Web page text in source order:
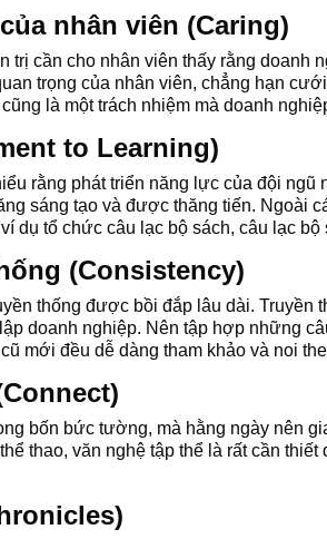
nhân viên (Caring)
trị cần cho nhân viên thấy rằng
trọng của nhân viên, chẳng hạn
là một trách nhiệm mà doanh
to Learning)
rằng phát triển năng lực của đội
sáng tạo và được thăng tiến. Ngoài
dụ tổ chức câu lạc bộ sách, câu lạc
(Consistency)
thống được bồi đắp lâu dài.
doanh nghiệp. Nên tập hợp những
mới đều dễ dàng tham khảo và noi
bốn bức tường, mà hằng ngày nên
thao, văn nghệ tập thể là rất cần